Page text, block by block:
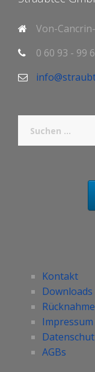
Von-
0 60 93 - 99
nach:
Kontakt
Downloads
Impressum
AGBs